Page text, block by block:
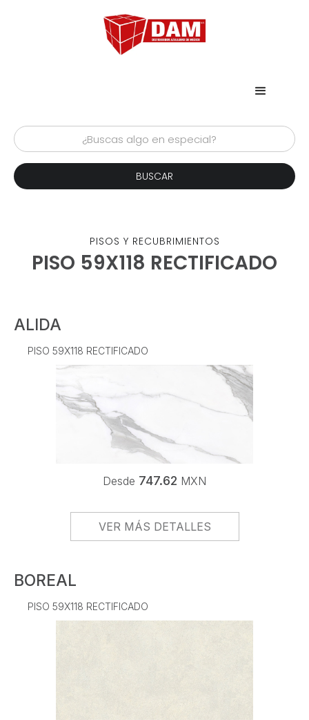
PISOS Y RECUBRIMIENTOS
PISO 59X118 RECTIFICADO
ALIDA
PISO 59X118 RECTIFICADO
Desde 747.62 MXN
VER MÁS DETALLES
BOREAL
PISO 59X118 RECTIFICADO